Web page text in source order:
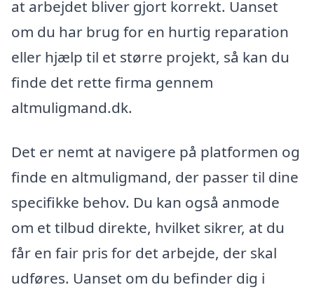
at arbejdet bliver gjort korrekt. Uanset
om du har brug for en hurtig reparation
eller hjælp til et større projekt, så kan du
finde det rette firma gennem
altmuligmand.dk.
Det er nemt at navigere på platformen og
finde en altmuligmand, der passer til dine
specifikke behov. Du kan også anmode
om et tilbud direkte, hvilket sikrer, at du
får en fair pris for det arbejde, der skal
udføres. Uanset om du befinder dig i